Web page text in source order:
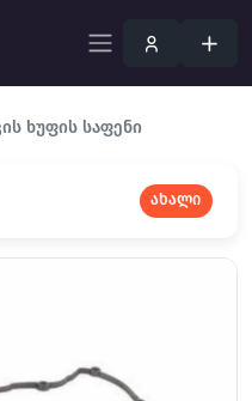
ხუფის საფენი
ახალი